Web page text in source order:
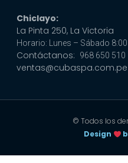
Chiclayo:
La Pinta 250, La Victoria
Horario: Lunes – Sábado
Contáctanos: 968 650 510
ventas@cubaspa.com.pe
© Todos los
Design